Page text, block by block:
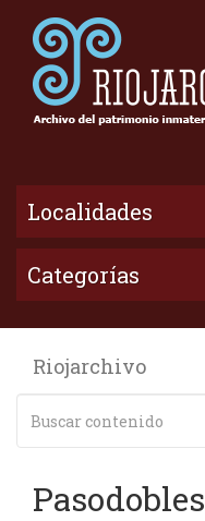
Localidades
Categorías
Riojarchivo
Pasodobles